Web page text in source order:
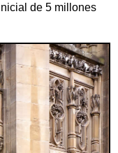
de 5 millones